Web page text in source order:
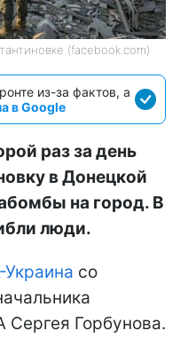
(facebook.com)
из-за фактов, а
в Google
раз за день
в Донецкой
на город. В
люди.
Украина со
Сергея Горбунова.